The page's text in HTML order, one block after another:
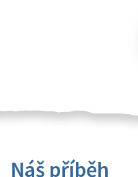
Náš příběh